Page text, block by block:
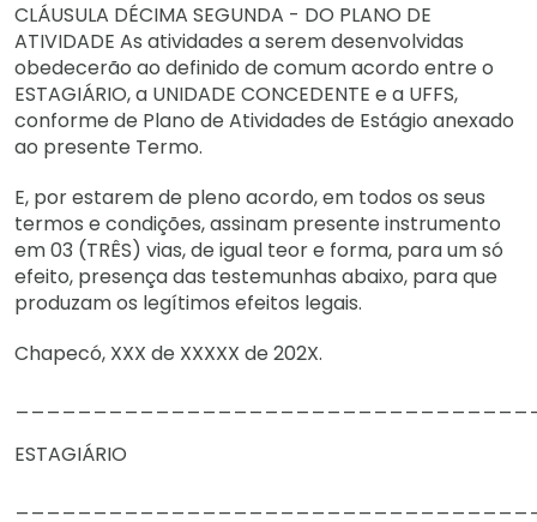
CLÁUSULA DÉCIMA SEGUNDA - DO PLANO DE
ATIVIDADE As atividades a serem desenvolvidas
obedecerão ao definido de comum acordo entre o
ESTAGIÁRIO, a UNIDADE CONCEDENTE e a UFFS,
conforme de Plano de Atividades de Estágio anexado
ao presente Termo.
E, por estarem de pleno acordo, em todos os seus
termos e condições, assinam presente instrumento
em 03 (TRÊS) vias, de igual teor e forma, para um só
efeito, presença das testemunhas abaixo, para que
produzam os legítimos efeitos legais.
Chapecó, XXX de XXXXX de 202X.
ESTAGIÁRIO